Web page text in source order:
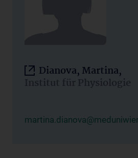
Dianova, Martina,
Institut für Physiologie